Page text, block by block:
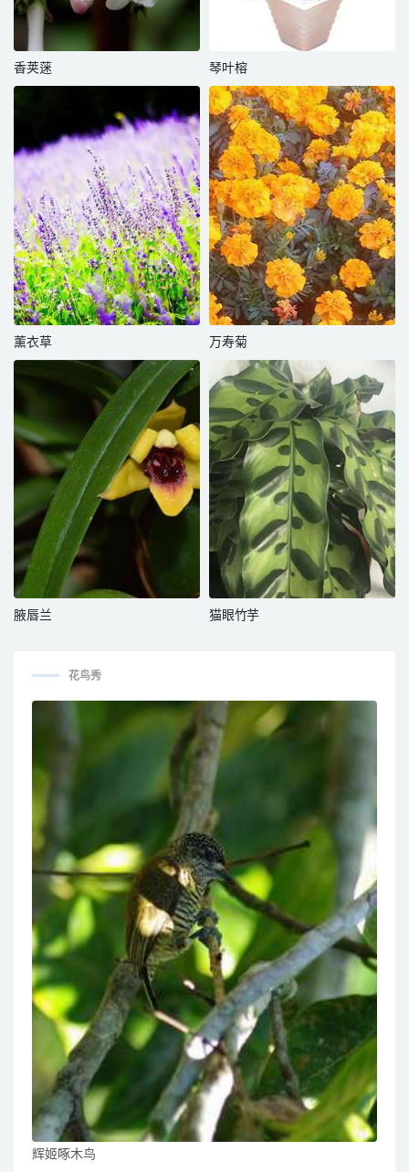
香荚蒾 琴叶榕
薰衣草 万寿菊
腋唇兰 猫眼竹芋
花鸟秀
辉姬啄木鸟